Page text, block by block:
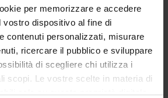
per memorizzare e accedere
vostro dispositivo al fine di
contenuti personalizzati, misurare
ricercare il pubblico e sviluppare
di scegliere chi utilizza i
scopi. Le vostre scelte in materia di
solo su questa proprietà digitale
OFFICES